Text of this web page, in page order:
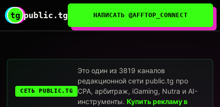
tg public.tg НАПИСАТЬ @AFFTOP_CONNECT
СЕТЬ PUBLIC.TG
Это один из 3819 каналов
редакционной сети public.tg про
CPA, арбитраж, iGaming, Nutra и AI-
инструменты.Купить рекламу в